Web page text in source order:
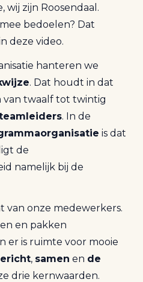
wij zijn Roosendaal.
bedoelen? Dat
deze video.
hanteren we
. Dat houdt in dat
van twaalf tot twintig
. In de
is dat
de
namelijk bij de
van onze medewerkers.
en pakken
er is ruimte voor mooie
, samen en de
drie kernwaarden.